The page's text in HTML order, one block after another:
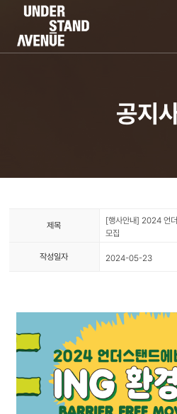
공지
제목
[행사안내] 2024 언
모집
작성일자 2024-05-23